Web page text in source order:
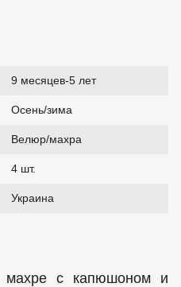
9 месяцев-5 лет
Осень/зима
Велюр/махра
4 шт.
Украина
с капюшоном и